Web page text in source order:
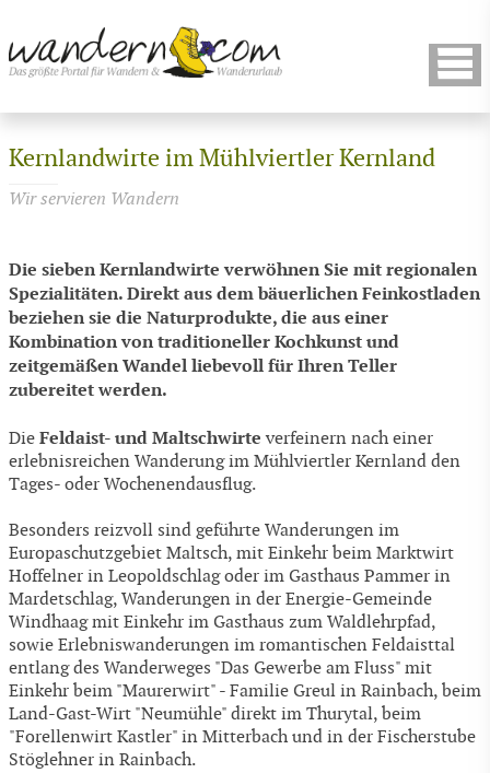
Kernlandwirte im Mühlviertler Kernland
Wir servieren Wandern
Die sieben Kernlandwirte verwöhnen Sie mit regionalen
Spezialitäten. Direkt aus dem bäuerlichen Feinkostladen
beziehen sie die Naturprodukte, die aus einer
Kombination von traditioneller Kochkunst und
zeitgemäßen Wandel liebevoll für Ihren Teller
zubereitet werden.
Die Feldaist- und Maltschwirte verfeinern nach einer
erlebnisreichen Wanderung im Mühlviertler Kernland den
Tages- oder Wochenendausflug.
Besonders reizvoll sind geführte Wanderungen im
Europaschutzgebiet Maltsch, mit Einkehr beim Marktwirt
Hoffelner in Leopoldschlag oder im Gasthaus Pammer in
Mardetschlag, Wanderungen in der Energie-Gemeinde
Windhaag mit Einkehr im Gasthaus zum Waldlehrpfad,
sowie Erlebniswanderungen im romantischen Feldaisttal
entlang des Wanderweges "Das Gewerbe am Fluss" mit
Einkehr beim "Maurerwirt" - Familie Greul in Rainbach, beim
Land-Gast-Wirt "Neumühle" direkt im Thurytal, beim
"Forellenwirt Kastler" in Mitterbach und in der Fischerstube
Stöglehner in Rainbach.